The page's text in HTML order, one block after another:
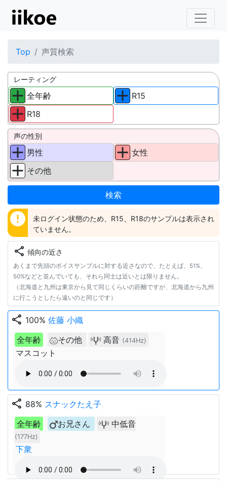
Top 声質検索
レーティング
全年齢
R18
R15
声の性別
男性
その他
女性
error
未ログイン状態のため、R15、R18のサンプルは表示され
ていません。
share 傾向の近さ
あくまで先頭のボイスサンプルに対する近さなので、たとえば、51%、
50%などと並んでいても、それら同士は近いとは限りません。
（北海道と九州は東京から見て同じくらいの距離ですが、北海道から九州
に行こうとしたら遠いのと同じです）
share 100% 佐藤 小織
全年齢
その他 高音 (414Hz)
マスコット
share 88% スナックたえ子
全年齢
お兄さん 中低音
(177Hz)
下衆